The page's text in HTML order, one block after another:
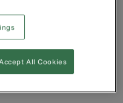
All Cookies